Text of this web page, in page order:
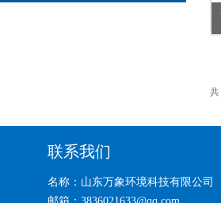
联系我们
名称：山东万象环境科技有限公司